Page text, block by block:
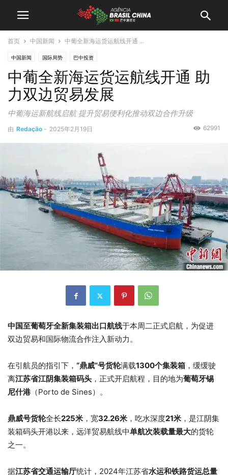
首页 中国新闻 中葡全新海运货运航线开通 ...
中国新闻 国际局势 巴中投资
中葡全新海运货运航线开通 助
力双边贸易发展
中葡海运新航线启航 提升贸易便利化推动双边合作升级
由 Redação - 2025年2月19日 62991
中国至葡萄牙全新集装箱出口航线于本周二正式启航，为促进
双边贸易和国际物流合作注入新动力。
在引航员的指引下， “鼎威”号货轮满载1300个集装箱 ，缓缓驶
离江苏省江阴集装箱码头 ，正式开启航程，目的地为葡萄牙锡
尼什港（Porto de Sines）。
鼎威号货轮全长225米 ，宽32.26米 ，吃水深度21米 ，是江阴集
装箱码头开港以来，远洋贸易航线中单航次装载量最大的货轮
之一。
据江苏省交通运输厅统计，2024年江苏省水运和铁路货运总量